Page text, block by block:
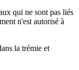
qui ne sont pas liés
n'est autorisé à
la trémie et